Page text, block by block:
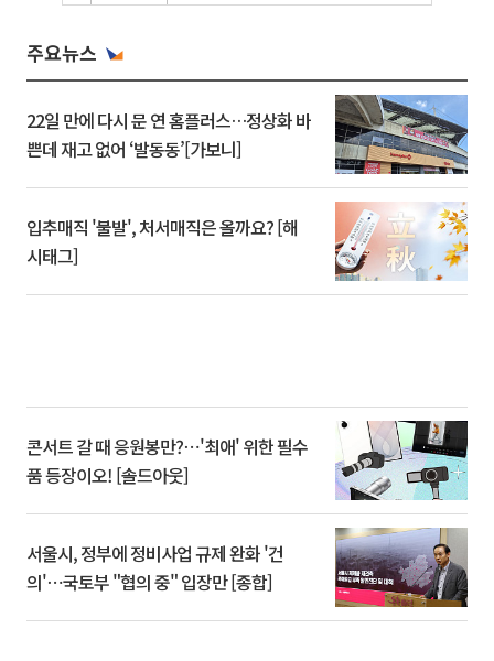
주요뉴스
22일 만에 다시 문 연 홈플러스…정상화 바
쁜데 재고 없어 ‘발동동’[가보니]
입추매직 '불발', 처서매직은 올까요? [해
시태그]
콘서트 갈 때 응원봉만?⋯'최애' 위한 필수
품 등장이오! [솔드아웃]
서울시, 정부에 정비사업 규제 완화 '건
의'⋯국토부 "협의 중" 입장만 [종합]